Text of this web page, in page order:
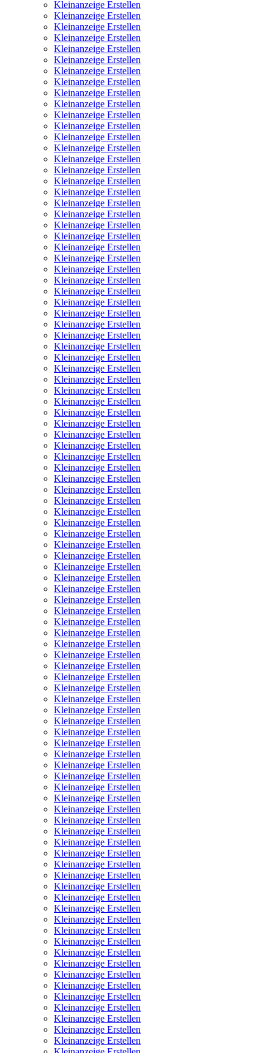
Kleinanzeige Erstellen
Kleinanzeige Erstellen
Kleinanzeige Erstellen
Kleinanzeige Erstellen
Kleinanzeige Erstellen
Kleinanzeige Erstellen
Kleinanzeige Erstellen
Kleinanzeige Erstellen
Kleinanzeige Erstellen
Kleinanzeige Erstellen
Kleinanzeige Erstellen
Kleinanzeige Erstellen
Kleinanzeige Erstellen
Kleinanzeige Erstellen
Kleinanzeige Erstellen
Kleinanzeige Erstellen
Kleinanzeige Erstellen
Kleinanzeige Erstellen
Kleinanzeige Erstellen
Kleinanzeige Erstellen
Kleinanzeige Erstellen
Kleinanzeige Erstellen
Kleinanzeige Erstellen
Kleinanzeige Erstellen
Kleinanzeige Erstellen
Kleinanzeige Erstellen
Kleinanzeige Erstellen
Kleinanzeige Erstellen
Kleinanzeige Erstellen
Kleinanzeige Erstellen
Kleinanzeige Erstellen
Kleinanzeige Erstellen
Kleinanzeige Erstellen
Kleinanzeige Erstellen
Kleinanzeige Erstellen
Kleinanzeige Erstellen
Kleinanzeige Erstellen
Kleinanzeige Erstellen
Kleinanzeige Erstellen
Kleinanzeige Erstellen
Kleinanzeige Erstellen
Kleinanzeige Erstellen
Kleinanzeige Erstellen
Kleinanzeige Erstellen
Kleinanzeige Erstellen
Kleinanzeige Erstellen
Kleinanzeige Erstellen
Kleinanzeige Erstellen
Kleinanzeige Erstellen
Kleinanzeige Erstellen
Kleinanzeige Erstellen
Kleinanzeige Erstellen
Kleinanzeige Erstellen
Kleinanzeige Erstellen
Kleinanzeige Erstellen
Kleinanzeige Erstellen
Kleinanzeige Erstellen
Kleinanzeige Erstellen
Kleinanzeige Erstellen
Kleinanzeige Erstellen
Kleinanzeige Erstellen
Kleinanzeige Erstellen
Kleinanzeige Erstellen
Kleinanzeige Erstellen
Kleinanzeige Erstellen
Kleinanzeige Erstellen
Kleinanzeige Erstellen
Kleinanzeige Erstellen
Kleinanzeige Erstellen
Kleinanzeige Erstellen
Kleinanzeige Erstellen
Kleinanzeige Erstellen
Kleinanzeige Erstellen
Kleinanzeige Erstellen
Kleinanzeige Erstellen
Kleinanzeige Erstellen
Kleinanzeige Erstellen
Kleinanzeige Erstellen
Kleinanzeige Erstellen
Kleinanzeige Erstellen
Kleinanzeige Erstellen
Kleinanzeige Erstellen
Kleinanzeige Erstellen
Kleinanzeige Erstellen
Kleinanzeige Erstellen
Kleinanzeige Erstellen
Kleinanzeige Erstellen
Kleinanzeige Erstellen
Kleinanzeige Erstellen
Kleinanzeige Erstellen
Kleinanzeige Erstellen
Kleinanzeige Erstellen
Kleinanzeige Erstellen
Kleinanzeige Erstellen
Kleinanzeige Erstellen